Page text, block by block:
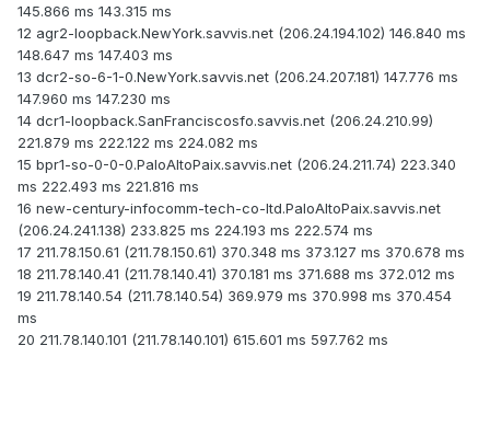
145.866 ms 143.315 ms
12 agr2-loopback.NewYork.savvis.net (206.24.194.102) 146.840 ms
148.647 ms 147.403 ms
13 dcr2-so-6-1-0.NewYork.savvis.net (206.24.207.181) 147.776 ms
147.960 ms 147.230 ms
14 dcr1-loopback.SanFranciscosfo.savvis.net (206.24.210.99)
221.879 ms 222.122 ms 224.082 ms
15 bpr1-so-0-0-0.PaloAltoPaix.savvis.net (206.24.211.74) 223.340
ms 222.493 ms 221.816 ms
16 new-century-infocomm-tech-co-ltd.PaloAltoPaix.savvis.net
(206.24.241.138) 233.825 ms 224.193 ms 222.574 ms
17 211.78.150.61 (211.78.150.61) 370.348 ms 373.127 ms 370.678 ms
18 211.78.140.41 (211.78.140.41) 370.181 ms 371.688 ms 372.012 ms
19 211.78.140.54 (211.78.140.54) 369.979 ms 370.998 ms 370.454
ms
20 211.78.140.101 (211.78.140.101) 615.601 ms 597.762 ms